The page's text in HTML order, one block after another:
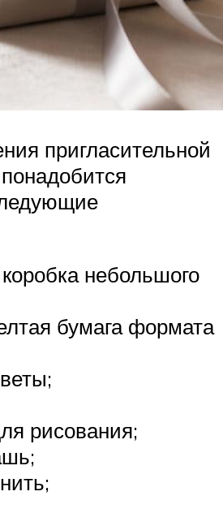
пригласительной
небольшого
бумага формата
рисования;